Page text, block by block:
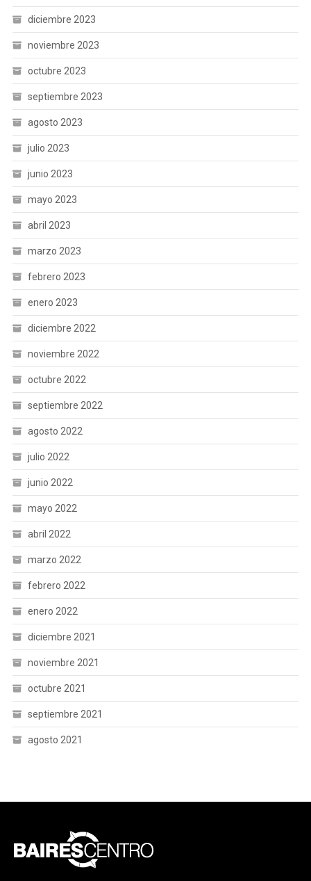
diciembre 2023
noviembre 2023
octubre 2023
septiembre 2023
agosto 2023
julio 2023
junio 2023
mayo 2023
abril 2023
marzo 2023
febrero 2023
enero 2023
diciembre 2022
noviembre 2022
octubre 2022
septiembre 2022
agosto 2022
julio 2022
junio 2022
mayo 2022
abril 2022
marzo 2022
febrero 2022
enero 2022
diciembre 2021
noviembre 2021
octubre 2021
septiembre 2021
agosto 2021